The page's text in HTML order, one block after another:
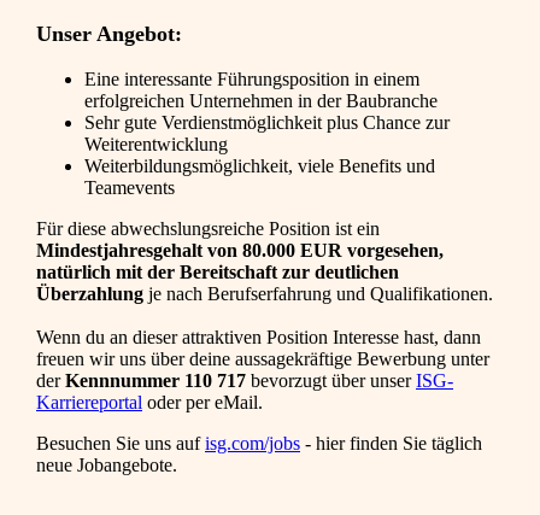
Unser Angebot:
Eine interessante Führungsposition in einem
erfolgreichen Unternehmen in der Baubranche
Sehr gute Verdienstmöglichkeit plus Chance zur
Weiterentwicklung
Weiterbildungsmöglichkeit, viele Benefits und
Teamevents
Für diese abwechslungsreiche Position ist ein
Mindestjahresgehalt von 80.000 EUR vorgesehen,
natürlich mit der Bereitschaft zur deutlichen
Überzahlung je nach Berufserfahrung und Qualifikationen.
Wenn du an dieser attraktiven Position Interesse hast, dann
freuen wir uns über deine aussagekräftige Bewerbung unter
derKennnummer 110 717 bevorzugt über unserISG-
Karriereportal oder per eMail.
Besuchen Sie uns aufisg.com/jobs - hier finden Sie täglich
neue Jobangebote.